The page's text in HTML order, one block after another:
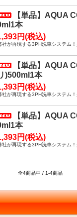
【単品】AQUA
本
円(税込)
社が再現する3PH洗車システム！
【単品】AQUA
)500ml1本
円(税込)
社が再現する3PH洗車システム！
【単品】AQUA
本
円(税込)
社が再現する3PH洗車システム！
全4商品中 / 1-4商品